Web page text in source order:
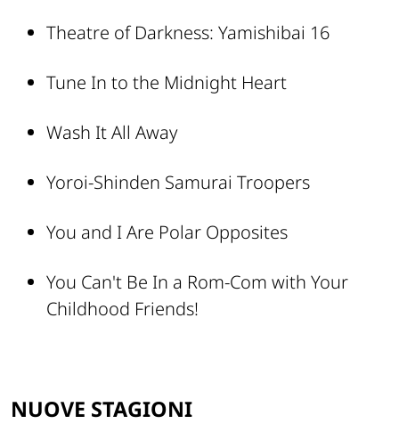
Theatre of Darkness: Yamishibai 16
Tune In to the Midnight Heart
Wash It All Away
Yoroi-Shinden Samurai Troopers
You and I Are Polar Opposites
You Can't Be In a Rom-Com with Your
Childhood Friends!
NUOVE STAGIONI